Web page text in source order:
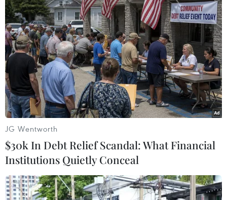
Ngày 8/6, giới chức Thái Lan cho biết đã đóng 6
cửa khẩu nhỏ dọc sông Kolok, tỉnh Narathiwat,
giáp giới với Malaysia để ngăn chặn các phần tử
khủng bố thuộc Nhà nước Hồi giáo (IS) tự xưng
xâm nhập.
JG Wentworth
$30k In Debt Relief Scandal: What Financial
Institutions Quietly Conceal